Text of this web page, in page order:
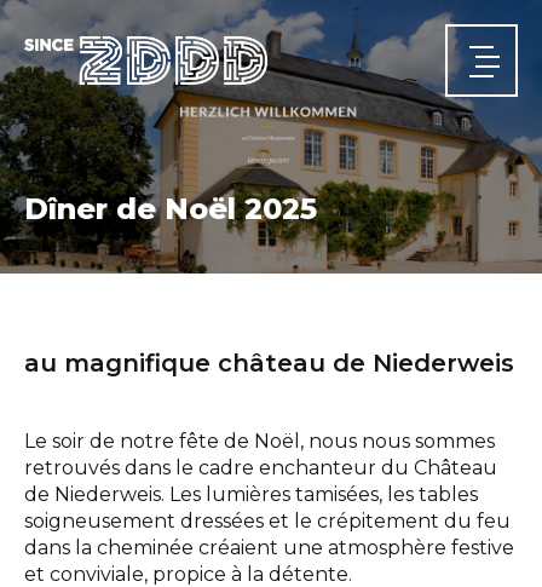
Qui nous sommes
Notre parcours
Nos équipes
DOMAINES D'ACTIVITÉ
Structures
Infrastructures
Énergie
Sécurité et santé
PROJETS
CARRIÈRE
CONTACT
Interlocuteurs
Dîner de Noël 2025
au magnifique château de Niederweis
Le soir de notre fête de Noël, nous nous sommes
retrouvés dans le cadre enchanteur du Château
de Niederweis. Les lumières tamisées, les tables
soigneusement dressées et le crépitement du feu
dans la cheminée créaient une atmosphère festive
et conviviale, propice à la détente.